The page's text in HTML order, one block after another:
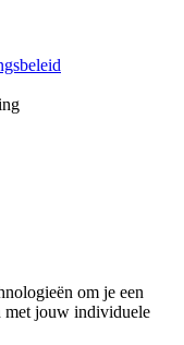
om je een
met jouw individuele